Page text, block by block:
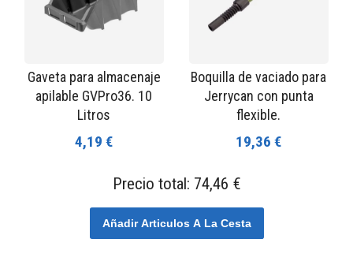
Gaveta para almacenaje
apilable GVPro36. 10
Litros
4,19 €
Boquilla de vaciado para
Jerrycan con punta
flexible.
19,36 €
Precio total: 74,46 €
Añadir Articulos A La Cesta